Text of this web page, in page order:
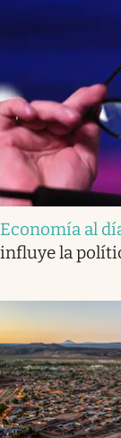
Economía al
influye la